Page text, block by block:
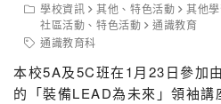
學校資訊
其他 、特色活動 其他
社區活動 、特色活動
通識教育
通識教育科
本校5A及5C班在1月23日參加
的「裝備LEAD為未來」領袖講